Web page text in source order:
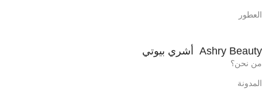
العطور
Ashry Beauty أشري بيوتي
من نحن؟
المدونة